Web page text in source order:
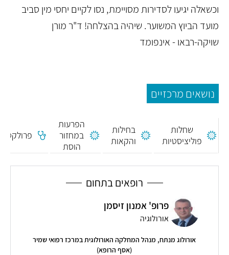
וכשאלה יגיעו לסדירות מסויימת, נסו לקיים יחסי מין סביב
מועד הביוץ המשוער. שיהיה בהצלחה! ד"ר מורן
שויקה-רבאו - אינפומד
נושאים מרכזיים
שחלות
פוליציסטיות
בחילות
והקאות
הפרעות
במחזור
הוסת
פרולקטין
רופאים בתחום
פרופ' אמנון זיסמן
אורולוגיה
אורולוג מנתח, מנהל המחלקה האורולוגית במרכז רפואי שמיר
(אסף הרופא)